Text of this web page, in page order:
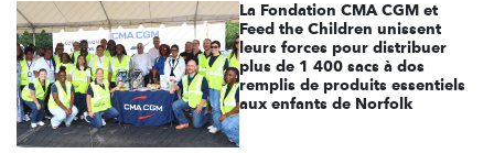
La Fondation CMA CGM et
Feed the Children unissent
leurs forces pour distribuer
plus de 1 400 sacs à dos
remplis de produits essentiels
aux enfants de Norfolk